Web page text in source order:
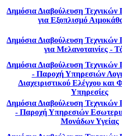
Δημόσια Διαβούλευση
για Εξοπλισμό
Δημόσια Διαβούλευση
για Μελανοταινίες -
Δημόσια Διαβούλευση
- Παροχή Υπηρεσιών
Διαχειριστικού Ελέγχου και
Υπηρεσίες
Δημόσια Διαβούλευση
- Παροχή Υπηρεσιών
Μονάδων Υγείας